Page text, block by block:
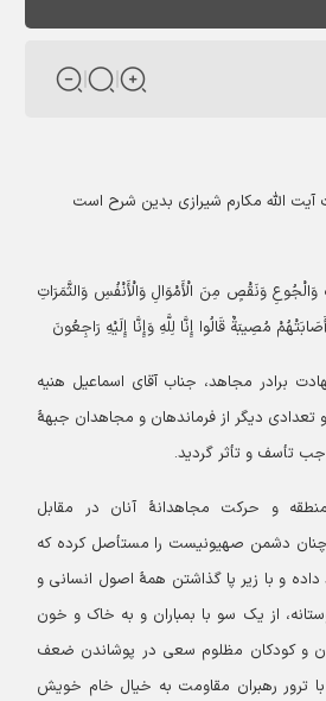
الله مکارم شیرازی بدین شرح است
وَنَقْصٍ مِنَ الْأَمْوَالِ وَالْأَنْفُسِ وَالثَّمَرَاتِ
مُصِیبَةٌ قَالُوا إِنَّا لِلَّهِ وَإِنَّا إِلَیْهِ رَاجِعُونَ
برادر مجاهد، جناب آقای اسماعیل هنیه
دیگر از فرماندهان و مجاهدان جبهۀ
تأسف و تأثر گردید.
و حرکت مجاهدانۀ آنان در مقابل
چنان دشمن صهیونیست را مستأصل کرده که
و با زیر پا گذاشتن همۀ اصول انسانی و
از یک سو با بمباران و به خاک و خون
و کودکان مظلوم سعی در پوشاندن ضعف
ترور رهبران مقاومت به خیال خام خویش